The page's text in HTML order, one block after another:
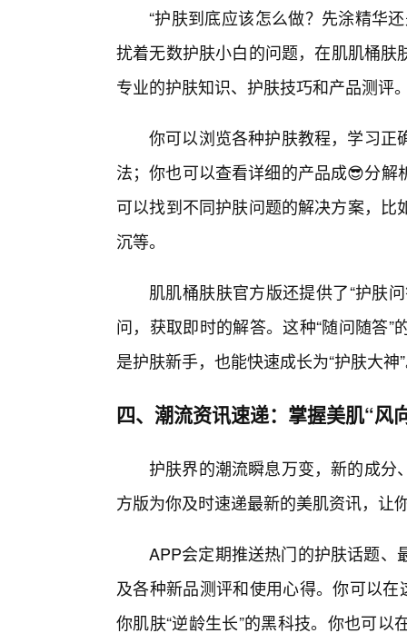
“护肤到底应该怎么做？先涂精华
扰着无数护肤小白的问题，在肌肌桶
专业的护肤知识、护肤技巧和产品测评
你可以浏览各种护肤教程，学习正
法；你也可以查看详细的产品成😎分
可以找到不同护肤问题的解决方案，
沉等。
肌肌桶肤肤官方版还提供了“护肤
问，获取即时的解答。这种“随问随答
是护肤新手，也能快速成长为“护肤大神
四、潮流资讯速递：掌握美肌“风
护肤界的潮流瞬息万变，新的成分
方版为你及时速递最新的美肌资讯，让
APP会定期推送热门的护肤话题、
及各种新品测评和使用心得。你可以
你肌肤“逆龄生长”的黑科技。你也可